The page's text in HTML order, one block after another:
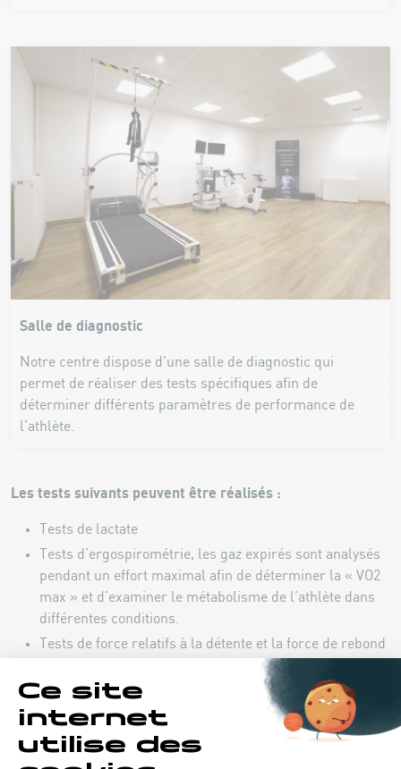
Salle de diagnostic
Notre centre dispose d'une salle de diagnostic qui
permet de réaliser des tests spécifiques afin de
déterminer différents paramètres de performance de
l’athlète.
Les tests suivants peuvent être réalisés :
Tests de lactate
Tests d’ergospirométrie, les gaz expirés sont analysés
pendant un effort maximal afin de déterminer la « VO2
max » et d’examiner le métabolisme de l’athlète dans
différentes conditions.
Tests de force relatifs à la détente et la force de rebond
Bio-impédancemètrie : mesure de la composition
corporelle (masse grasse, masse musculaire, etc.) de
l’athlète